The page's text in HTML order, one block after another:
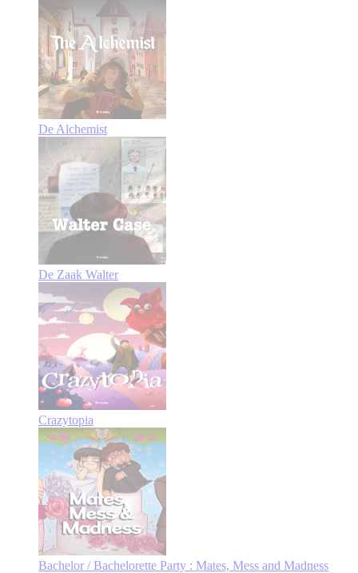
De Alchemist
De Zaak Walter
Crazytopia
Bachelor / Bachelorette Party : Mates, Mess and Madness